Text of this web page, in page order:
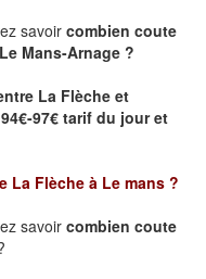
savoir combien coute
Mans-Arnage ?
La Flèche et
97€ tarif du jour et
La Flèche à Le mans ?
savoir combien coute